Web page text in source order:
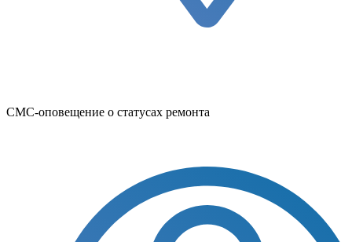
СМС-оповещение о статусах ремонта